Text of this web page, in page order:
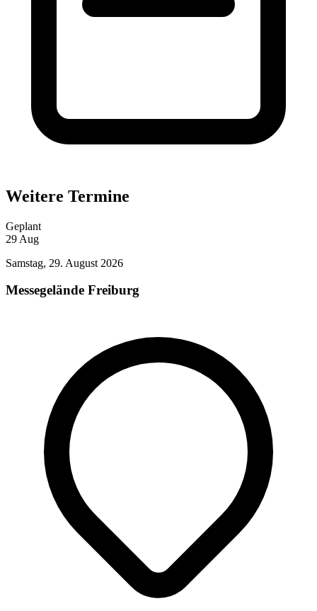
Weitere Termine
Geplant
29 Aug
Samstag, 29. August 2026
Messegelände Freiburg